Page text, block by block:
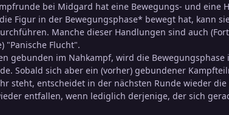
bei Midgard hat eine Bewegungs- und
Figur in der Bewegungsphase* bewegt hat, kann
Manche dieser Handlungen sind auch
"Panische Flucht".
gebunden im Nahkampf, wird die
Sobald sich aber ein (vorher) gebundener
steht, entscheidet in der nächsten Runde wieder
entfallen, wenn lediglich derjenige, der sich